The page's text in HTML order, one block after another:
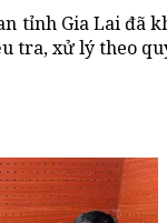
tỉnh Gia Lai đã
tra, xử lý theo